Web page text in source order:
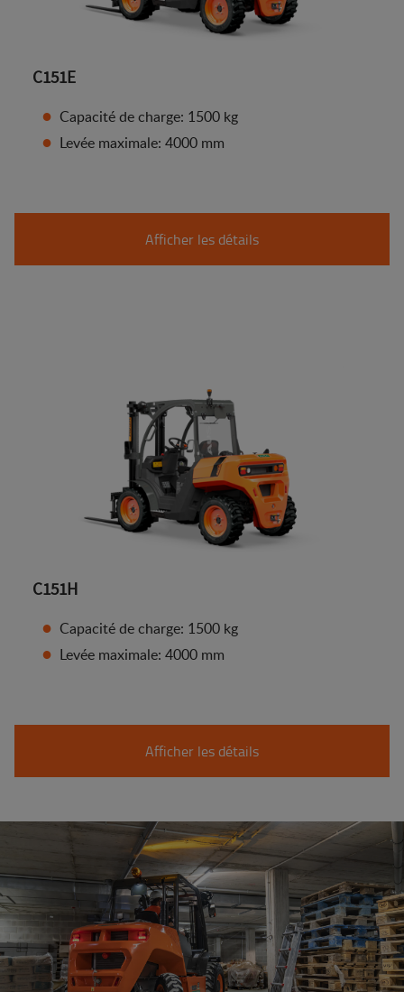
C151E
Capacité de charge: 1500 kg
Levée maximale: 4000 mm
Afficher les détails
C151H
Capacité de charge: 1500 kg
Levée maximale: 4000 mm
Afficher les détails